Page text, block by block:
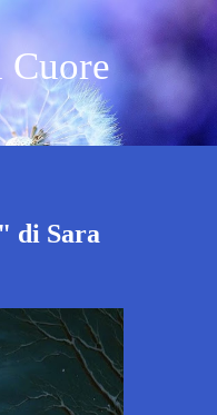
Cuore
di Sara